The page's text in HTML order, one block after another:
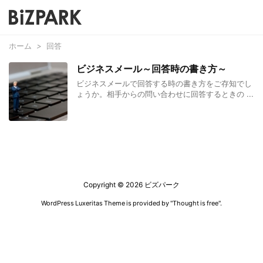
ホーム > 回答
ビジネスメール～回答時の書き方～
ビジネスメールで回答する時の書き方をご存知でし
ょうか。相手からの問い合わせに回答するときの ...
Copyright © 2026 ビズパーク
WordPress Luxeritas Theme is provided by "Thought is free".